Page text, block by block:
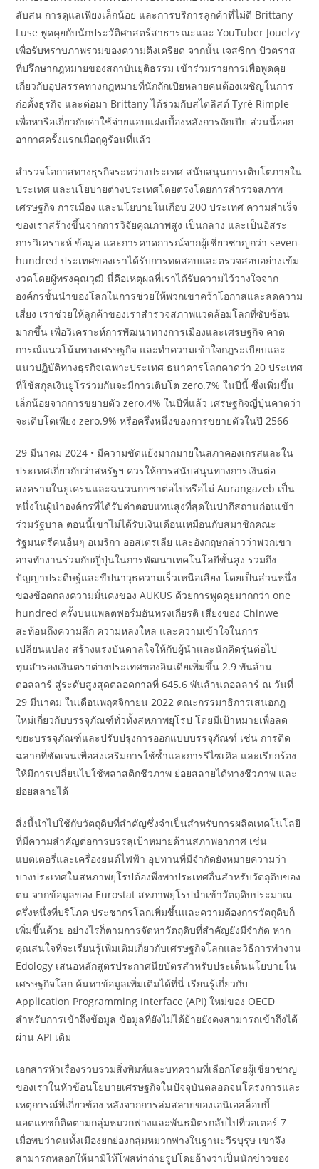
สับสน การดูแลเพียงเล็กน้อย และการบริการลูกค้าที่ไม่ดี Brittany
Luse พูดคุยกับนักประวัติศาสตร์สาธารณะและ YouTuber Jouelzy
เพื่อรับทราบภาพรวมของความตึงเครียด จากนั้น เจสซิกา ปัวตราส
ที่ปรึกษากฎหมายของสถาบันยุติธรรม เข้าร่วมรายการเพื่อพูดคุย
เกี่ยวกับอุปสรรคทางกฎหมายที่นักถักเปียหลายคนต้องเผชิญในการ
ก่อตั้งธุรกิจ และต่อมา Brittany ได้ร่วมกับสไตลิสต์ Tyré Rimple
เพื่อหารือเกี่ยวกับค่าใช้จ่ายแอบแฝงเบื้องหลังการถักเปีย ส่วนนี้ออก
อากาศครั้งแรกเมื่อฤดูร้อนที่แล้ว
สำรวจโอกาสทางธุรกิจระหว่างประเทศ สนับสนุนการเติบโตภายใน
ประเทศ และนโยบายต่างประเทศโดยตรงโดยการสำรวจสภาพ
เศรษฐกิจ การเมือง และนโยบายในเกือบ 200 ประเทศ ความสำเร็จ
ของเราสร้างขึ้นจากการวิจัยคุณภาพสูง เป็นกลาง และเป็นอิสระ
การวิเคราะห์ ข้อมูล และการคาดการณ์จากผู้เชี่ยวชาญกว่า seven-
hundred ประเทศของเราได้รับการทดสอบและตรวจสอบอย่างเข้ม
งวดโดยผู้ทรงคุณวุฒิ นี่คือเหตุผลที่เราได้รับความไว้วางใจจาก
องค์กรชั้นนำของโลกในการช่วยให้พวกเขาคว้าโอกาสและลดความ
เสี่ยง เราช่วยให้ลูกค้าของเราสำรวจสภาพแวดล้อมโลกที่ซับซ้อน
มากขึ้น เพื่อวิเคราะห์การพัฒนาทางการเมืองและเศรษฐกิจ คาด
การณ์แนวโน้มทางเศรษฐกิจ และทำความเข้าใจกฎระเบียบและ
แนวปฏิบัติทางธุรกิจเฉพาะประเทศ ธนาคารโลกคาดว่า 20 ประเทศ
ที่ใช้สกุลเงินยูโรร่วมกันจะมีการเติบโต zero.7% ในปีนี้ ซึ่งเพิ่มขึ้น
เล็กน้อยจากการขยายตัว zero.4% ในปีที่แล้ว เศรษฐกิจญี่ปุ่นคาดว่า
จะเติบโตเพียง zero.9% หรือครึ่งหนึ่งของการขยายตัวในปี 2566
29 มีนาคม 2024 • มีความขัดแย้งมากมายในสภาคองเกรสและใน
ประเทศเกี่ยวกับว่าสหรัฐฯ ควรให้การสนับสนุนทางการเงินต่อ
สงครามในยูเครนและฉนวนกาซาต่อไปหรือไม่ Aurangazeb เป็น
หนึ่งในผู้นำองค์กรที่ได้รับค่าตอบแทนสูงที่สุดในปากีสถานก่อนเข้า
ร่วมรัฐบาล ตอนนี้เขาไม่ได้รับเงินเดือนเหมือนกับสมาชิกคณะ
รัฐมนตรีคนอื่นๆ อเมริกา ออสเตรเลีย และอังกฤษกล่าวว่าพวกเขา
อาจทำงานร่วมกับญี่ปุ่นในการพัฒนาเทคโนโลยีขั้นสูง รวมถึง
ปัญญาประดิษฐ์และขีปนาวุธความเร็วเหนือเสียง โดยเป็นส่วนหนึ่ง
ของข้อตกลงความมั่นคงของ AUKUS ด้วยการพูดคุยมากกว่า one
hundred ครั้งบนแพลตฟอร์มอันทรงเกียรติ เสียงของ Chinwe
สะท้อนถึงความลึก ความหลงใหล และความเข้าใจในการ
เปลี่ยนแปลง สร้างแรงบันดาลใจให้กับผู้นำและนักคิดรุ่นต่อไป
ทุนสำรองเงินตราต่างประเทศของอินเดียเพิ่มขึ้น 2.9 พันล้าน
ดอลลาร์ สู่ระดับสูงสุดตลอดกาลที่ 645.6 พันล้านดอลลาร์ ณ วันที่
29 มีนาคม ในเดือนพฤศจิกายน 2022 คณะกรรมาธิการเสนอกฎ
ใหม่เกี่ยวกับบรรจุภัณฑ์ทั่วทั้งสหภาพยุโรป โดยมีเป้าหมายเพื่อลด
ขยะบรรจุภัณฑ์และปรับปรุงการออกแบบบรรจุภัณฑ์ เช่น การติด
ฉลากที่ชัดเจนเพื่อส่งเสริมการใช้ซ้ำและการรีไซเคิล และเรียกร้อง
ให้มีการเปลี่ยนไปใช้พลาสติกชีวภาพ ย่อยสลายได้ทางชีวภาพ และ
ย่อยสลายได้
สิ่งนี้นำไปใช้กับวัตถุดิบที่สำคัญซึ่งจำเป็นสำหรับการผลิตเทคโนโลยี
ที่มีความสำคัญต่อการบรรลุเป้าหมายด้านสภาพอากาศ เช่น
แบตเตอรี่และเครื่องยนต์ไฟฟ้า อุปทานที่มีจำกัดยังหมายความว่า
บางประเทศในสหภาพยุโรปต้องพึ่งพาประเทศอื่นสำหรับวัตถุดิบของ
ตน จากข้อมูลของ Eurostat สหภาพยุโรปนำเข้าวัตถุดิบประมาณ
ครึ่งหนึ่งที่บริโภค ประชากรโลกเพิ่มขึ้นและความต้องการวัตถุดิบก็
เพิ่มขึ้นด้วย อย่างไรก็ตามการจัดหาวัตถุดิบที่สำคัญยังมีจำกัด หาก
คุณสนใจที่จะเรียนรู้เพิ่มเติมเกี่ยวกับเศรษฐกิจโลกและวิธีการทำงาน
Edology เสนอหลักสูตรประกาศนียบัตรสำหรับประเด็นนโยบายใน
เศรษฐกิจโลก ค้นหาข้อมูลเพิ่มเติมได้ที่นี่ เรียนรู้เกี่ยวกับ
Application Programming Interface (API) ใหม่ของ OECD
สำหรับการเข้าถึงข้อมูล ข้อมูลที่ยังไม่ได้ย้ายยังคงสามารถเข้าถึงได้
ผ่าน API เดิม
เอกสารหัวเรื่องรวบรวมสิ่งพิมพ์และบทความที่เลือกโดยผู้เชี่ยวชาญ
ของเราในหัวข้อนโยบายเศรษฐกิจในปัจจุบันตลอดจนโครงการและ
เหตุการณ์ที่เกี่ยวข้อง หลังจากการล่มสลายของเอนิเอสล็อบบี้
แอตแทชก็ติดตามกลุ่มหมวกฟางและพันธมิตรกลับไปที่วอเตอร์ 7
เมื่อพบว่าคนทั้งเมืองยกย่องกลุ่มหมวกฟางในฐานะวีรบุรุษ เขาจึง
สามารถหลอกให้นามิให้โพสท่าถ่ายรูปโดยอ้างว่าเป็นนักข่าวของ